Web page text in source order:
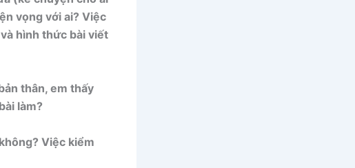
vọng với ai? Việc
hình thức bài viết
thân, em thấy
làm?
Việc kiểm